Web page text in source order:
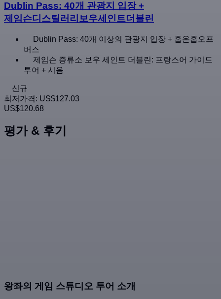
Dublin Pass: 40개 관광지 입장 +
제임슨디스틸러리보우세인트더블린
Dublin Pass: 40개 이상의 관광지 입장 + 홉온홉오프
버스
제임슨 증류소 보우 세인트 더블린: 프랑스어 가이드
투어 + 시음
신규
최저가격: US$127.03
US$120.68
평가 & 후기
왕좌의 게임 스튜디오 투어 소개